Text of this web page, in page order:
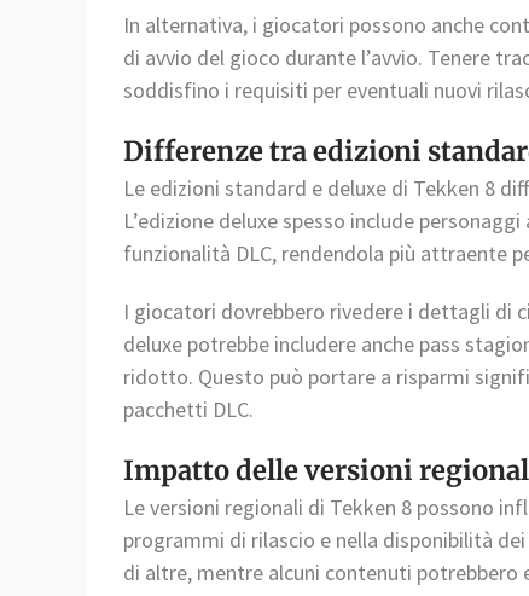
In alternativa, i giocatori possono anche
di avvio del gioco durante l’avvio. Tenere
soddisfino i requisiti per eventuali nuovi
Differenze tra edizioni
Le edizioni standard e deluxe di Tekken 8
L’edizione deluxe spesso include
funzionalità DLC, rendendola più attraente
I giocatori dovrebbero rivedere i dettagli di
deluxe potrebbe includere anche pass
ridotto. Questo può portare a risparmi
pacchetti DLC.
Impatto delle versioni regionali
Le versioni regionali di Tekken 8 possono
programmi di rilascio e nella disponibilità
di altre, mentre alcuni contenuti potrebbero